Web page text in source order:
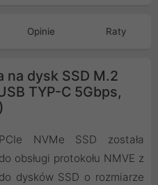
Opinie Raty
dysk SSD M.2
TYP-C 5Gbps,
NVMe SSD została
obsługi protokołu NMVE z
dysków SSD o rozmiarze